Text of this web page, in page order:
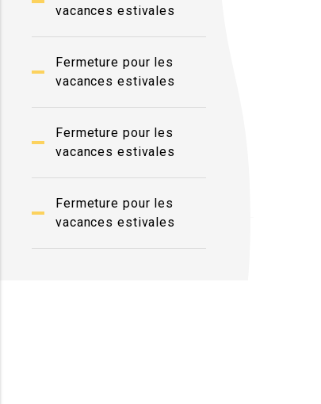
vacances estivales
Fermeture pour les
vacances estivales
Fermeture pour les
vacances estivales
Fermeture pour les
vacances estivales